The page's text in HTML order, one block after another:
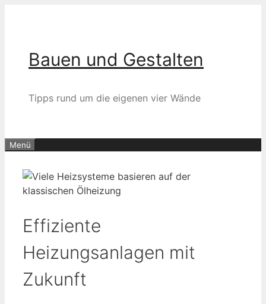
Bauen und Gestalten
Tipps rund um die eigenen vier Wände
Menü
Effiziente
Heizungsanlagen mit
Zukunft